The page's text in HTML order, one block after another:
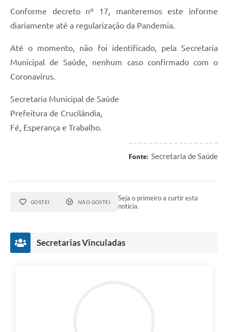
Conforme decreto nº 17, manteremos este informe
diariamente até a regularização da Pandemia.
Até o momento, não foi identificado, pela Secretaria
Municipal de Saúde, nenhum caso confirmado com o
Coronavírus.
Secretaria Municipal de Saúde
Prefeitura de Crucilândia,
Fé, Esperança e Trabalho.
Fonte: Secretaria de Saúde
GOSTEI NÃO GOSTEI
Seja o primeiro a curtir esta
notícia.
Secretarias Vinculadas